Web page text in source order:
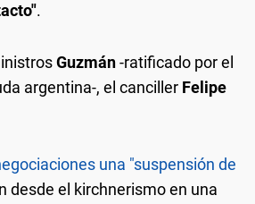
.
Guzmán-ratificado por el
argentina-, el canciller Felipe
una "suspensión de
desde el kirchnerismo en una